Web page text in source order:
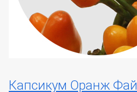
Капсикум Оранж